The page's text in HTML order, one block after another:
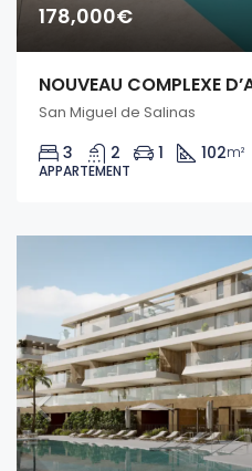
178,000€
San Miguel de Salinas
3 2 1 102m²
APPARTEMENT